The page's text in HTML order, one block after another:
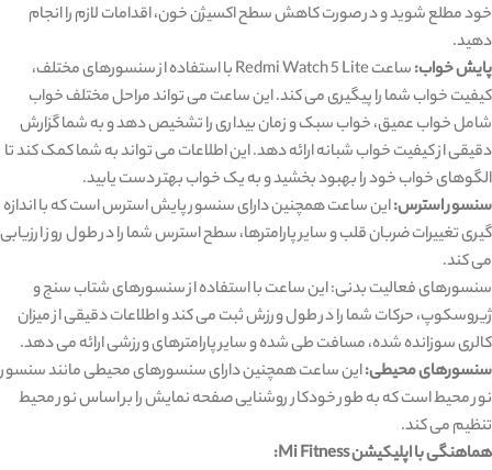
خود مطلع شوید و در صورت کاهش سطح اکسیژن خون، اقدامات لازم را انجام
دهید.
پایش خواب:
ساعت Redmi Watch 5 Lite با استفاده از سنسورهای مختلف،
کیفیت خواب شما را پیگیری می ‌کند. این ساعت می ‌تواند مراحل مختلف خواب
شامل خواب عمیق، خواب سبک و زمان بیداری را تشخیص دهد و به شما گزارش
دقیقی از کیفیت خواب شبانه ارائه دهد. این اطلاعات می ‌تواند به شما کمک کند تا
الگوهای خواب خود را بهبود بخشید و به یک خواب بهتر دست یابید.
سنسور استرس:این ساعت همچنین دارای سنسور پایش استرس است که با اندازه‌
گیری تغییرات ضربان قلب و سایر پارامترها، سطح استرس شما را در طول روز ارزیابی
می ‌کند.
سنسورهای فعالیت بدنی: این ساعت با استفاده از سنسورهای شتاب‌ سنج و
ژیروسکوپ، حرکات شما را در طول ورزش ثبت می ‌کند و اطلاعات دقیقی از میزان
کالری سوزانده شده، مسافت طی شده و سایر پارامترهای ورزشی ارائه می‌ دهد.
سنسورهای محیطی:این ساعت همچنین دارای سنسورهای محیطی مانند سنسور
نور محیط است که به طور خودکار روشنایی صفحه نمایش را بر اساس نور محیط
تنظیم می کند.
هماهنگی با اپلیکیشن Mi Fitness: